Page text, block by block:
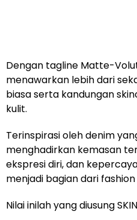
Dengan tagline Matte-
menawarkan lebih dari
biasa serta kandungan
kulit.
Terinspirasi oleh denim
menghadirkan kemasan
ekspresi diri, dan
menjadi bagian dari
Nilai inilah yang diusung